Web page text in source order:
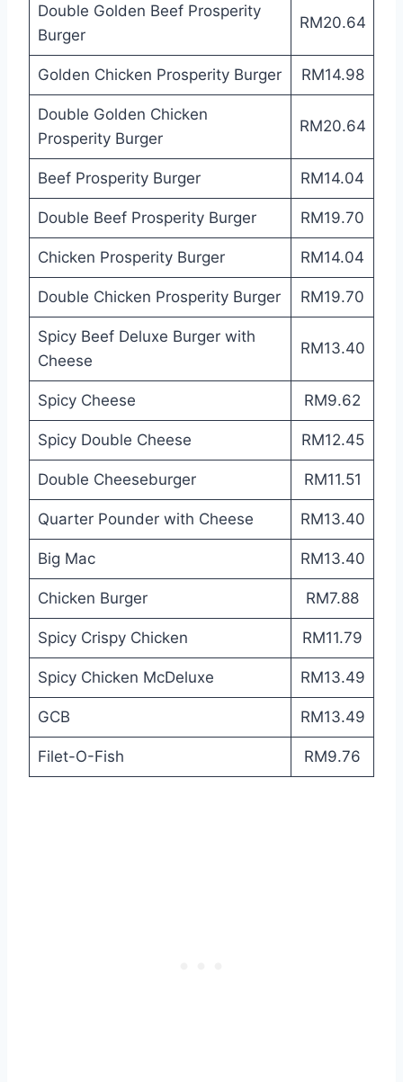
Double Golden Beef Prosperity
Burger
RM20.64
Golden Chicken Prosperity Burger RM14.98
Double Golden Chicken
Prosperity Burger
RM20.64
Beef Prosperity Burger RM14.04
Double Beef Prosperity Burger RM19.70
Chicken Prosperity Burger RM14.04
Double Chicken Prosperity Burger RM19.70
Spicy Beef Deluxe Burger with
Cheese
RM13.40
Spicy Cheese RM9.62
Spicy Double Cheese RM12.45
Double Cheeseburger RM11.51
Quarter Pounder with Cheese RM13.40
Big Mac RM13.40
Chicken Burger RM7.88
Spicy Crispy Chicken RM11.79
Spicy Chicken McDeluxe RM13.49
GCB RM13.49
Filet-O-Fish RM9.76